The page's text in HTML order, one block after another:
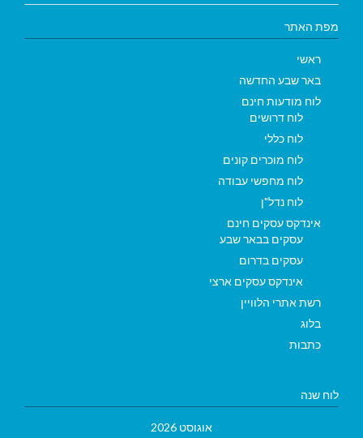
מפת האתר
ראשי
באר שבע החדשה
לוח מודעות חינם
לוח דרושים
לוח כללי
לוח מוכרים קונים
לוח מחפשי עבודה
לוח נדל"ן
אינדקס עסקים חינם
עסקים בבאר שבע
עסקים בדרום
אינדקס עסקים ארצי
רשת אתרי הלוויין
בלוג
כתבות
לוח שנה
אוגוסט 2026